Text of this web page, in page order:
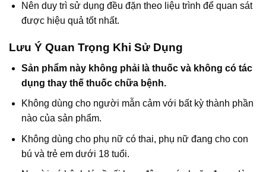
Nên duy trì sử dụng đều đặn theo liệu trình để quan sát
được hiệu quả tốt nhất.
Lưu Ý Quan Trọng Khi Sử Dụng
Sản phẩm này không phải là thuốc và không có tác
dụng thay thế thuốc chữa bệnh.
Không dùng cho người mẫn cảm với bất kỳ thành phần
nào của sản phẩm.
Không dùng cho phụ nữ có thai, phụ nữ đang cho con
bú và trẻ em dưới 18 tuổi.